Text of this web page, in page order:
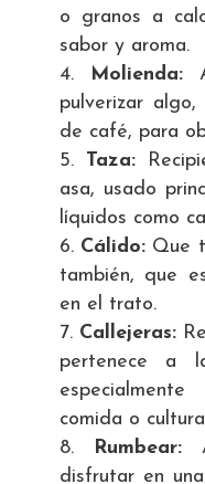
o granos a
sabor y aroma.
Molienda:
pulverizar algo,
de café, para
Taza:
asa, usado
líquidos como
Cálido: Que
también, que
en el trato.
Callejeras:
pertenece a
comida o
Rumbear:
disfrutar en